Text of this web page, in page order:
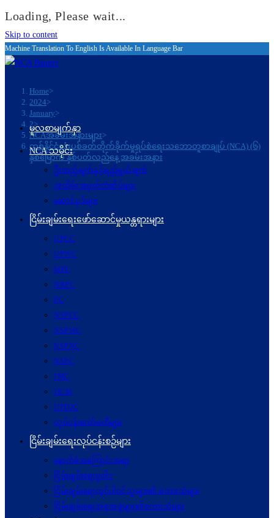
Loading, Please wait...
Skip to content
Machine Translation To English Is Available In Language Bar
Home>
2024>
January>
2>
NCAအခမ်းအနားများ>
တစ်နိုင်ငံလုံးပစ်ခတ်တိုက်ခိုက်မှုရပ်စဲရေးသဘောတူစာချုပ် (NCA) (၆)
နှစ်မြောက် နှစ်ပတ်လည်နေ့ အခမ်းအနား
မူလစာမျက်နှာ
NCA သမိုင်း
ဦးတည်ချက်နှင့်ရည်ရွယ်ချက်
အထိမ်းအမှတ်တံဆိပ်များ
ဆောင်ပုဒ်များ
ငြိမ်းချမ်းရေးဖော်‌ဆောင်မှုယန္တရားများ
UPCC
UPWC
MPC
NRPC
PC
NSPCC
NSPWC
NSPNC
NSPC
JMC
JICM
UPDJC
လုပ်ငန်းကော်မတီများ
ငြိမ်းချမ်းရေးလုပ်ငန်းစဉ်များ
နောက်ခံအကြောင်းအရာ
ငြိမ်းချမ်းရေးမူဝါဒ
ငြိမ်းချမ်းရေးတွင်ပါဝင်သူများ၏ စကားသံများ
ငြိမ်းချမ်းရေးအစုအဖွဲ့များ၏စကားသံများ